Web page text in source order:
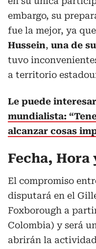
embargo, su
fue la mejor, ya
Hussein, una de
tuvo
a territorio
Le puede
mundialista:
alcanzar cosas
Fecha, Hora
El compromiso
disputará en el
Foxborough a
Colombia) y será
abrirán la